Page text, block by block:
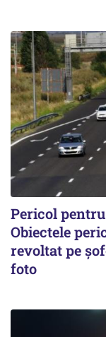
Pericol
Obiectele
revoltat pe
foto